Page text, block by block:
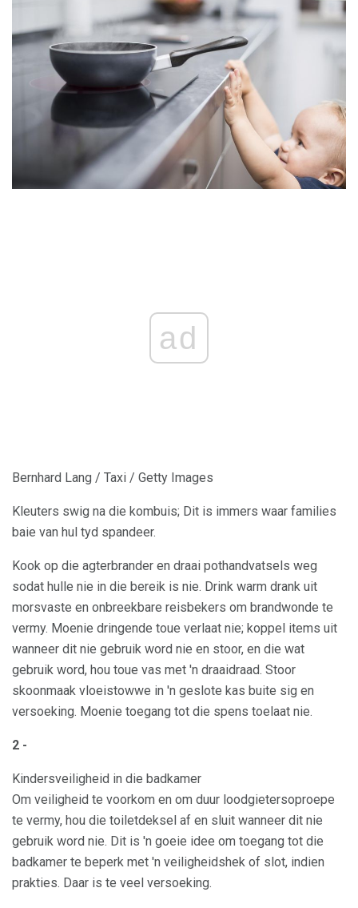
ad
Bernhard Lang / Taxi / Getty Images
Kleuters swig na die kombuis; Dit is immers waar families
baie van hul tyd spandeer.
Kook op die agterbrander en draai pothandvatsels weg
sodat hulle nie in die bereik is nie. Drink warm drank uit
morsvaste en onbreekbare reisbekers om brandwonde te
vermy. Moenie dringende toue verlaat nie; koppel items uit
wanneer dit nie gebruik word nie en stoor, en die wat
gebruik word, hou toue vas met 'n draaidraad. Stoor
skoonmaak vloeistowwe in 'n geslote kas buite sig en
versoeking. Moenie toegang tot die spens toelaat nie.
2 -
Kindersveiligheid in die badkamer
Om veiligheid te voorkom en om duur loodgietersoproepe
te vermy, hou die toiletdeksel af en sluit wanneer dit nie
gebruik word nie. Dit is 'n goeie idee om toegang tot die
badkamer te beperk met 'n veiligheidshek of slot, indien
prakties. Daar is te veel versoeking.